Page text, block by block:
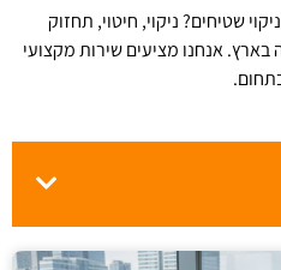
שטיחים? ניקוי, חיטוי, תחזוק
אנחנו מציעים שירות מקצועי